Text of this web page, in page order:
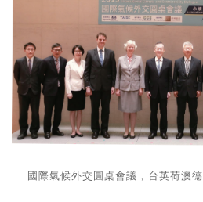
國際氣候外交圓桌會議，台英荷澳